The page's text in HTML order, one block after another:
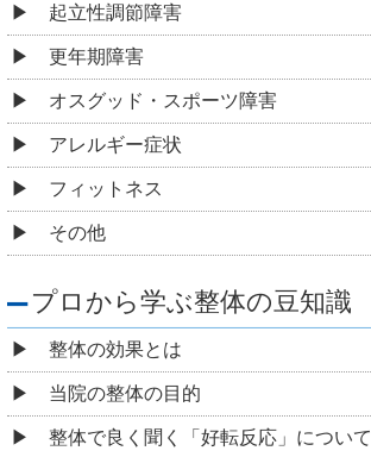
起立性調節障害
更年期障害
オスグッド・スポーツ障害
アレルギー症状
フィットネス
その他
プロから学ぶ整体の豆知識
整体の効果とは
当院の整体の目的
整体で良く聞く「好転反応」について